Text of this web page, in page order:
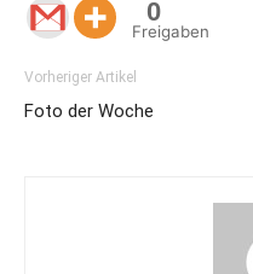
0
Freigaben
Vorheriger Artikel
Foto der Woche